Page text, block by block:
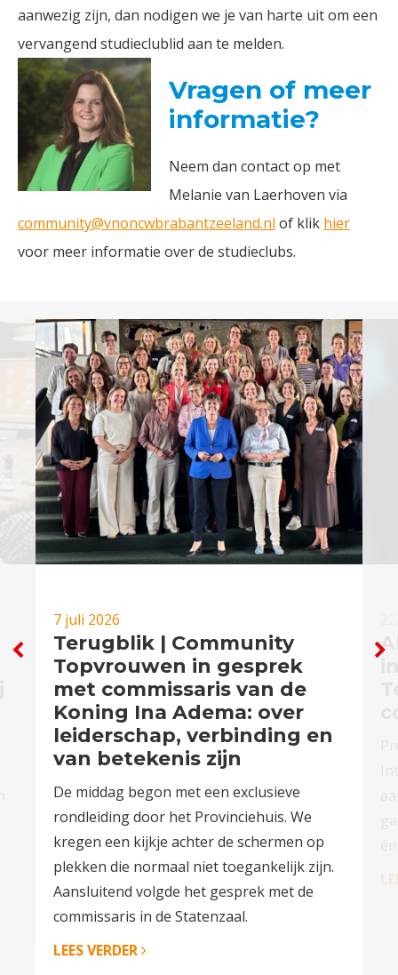
aanwezig zijn, dan nodigen we je van harte uit om een
vervangend studieclublid aan te melden.
Vragen of meer
informatie?
Neem dan contact op met
Melanie van Laerhoven via
community@vnoncwbrabantzeeland.nl of klik hier
voor meer informatie over de studieclubs.
7 juli 2026
Terugblik | Community
Topvrouwen in gesprek
met commissaris van de
Koning Ina Adema: over
leiderschap, verbinding en
van betekenis zijn
De middag begon met een exclusieve
rondleiding door het Provinciehuis. We
kregen een kijkje achter de schermen op
plekken die normaal niet toegankelijk zijn.
Aansluitend volgde het gesprek met de
commissaris in de Statenzaal.
LEES VERDER